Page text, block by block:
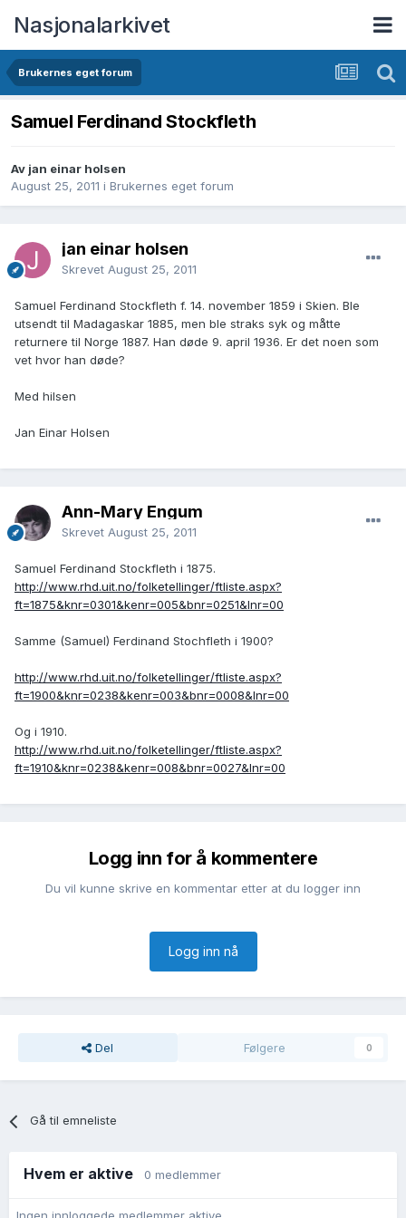
Nasjonalarkivet
Brukernes eget forum
Samuel Ferdinand Stockfleth
Av jan einar holsen
August 25, 2011 i Brukernes eget forum
jan einar holsen
Skrevet August 25, 2011
Samuel Ferdinand Stockfleth f. 14. november 1859 i Skien. Ble
utsendt til Madagaskar 1885, men ble straks syk og måtte
returnere til Norge 1887. Han døde 9. april 1936. Er det noen som
vet hvor han døde?
Med hilsen
Jan Einar Holsen
Ann-Mary Engum
Skrevet August 25, 2011
Samuel Ferdinand Stockfleth i 1875.
http://www.rhd.uit.no/folketellinger/ftliste.aspx?
ft=1875&knr=0301&kenr=005&bnr=0251&lnr=00
Samme (Samuel) Ferdinand Stochfleth i 1900?
http://www.rhd.uit.no/folketellinger/ftliste.aspx?
ft=1900&knr=0238&kenr=003&bnr=0008&lnr=00
Og i 1910.
http://www.rhd.uit.no/folketellinger/ftliste.aspx?
ft=1910&knr=0238&kenr=008&bnr=0027&lnr=00
Logg inn for å kommentere
Du vil kunne skrive en kommentar etter at du logger inn
Logg inn nå
Del Følgere 0
Gå til emneliste
Hvem er aktive 0 medlemmer